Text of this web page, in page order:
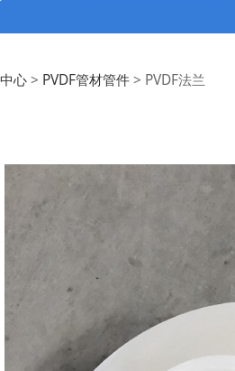
法兰
心> PVDF管材管件> PVDF法兰